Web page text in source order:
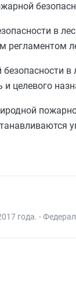
в
регламентом
в
и целевого
года. -